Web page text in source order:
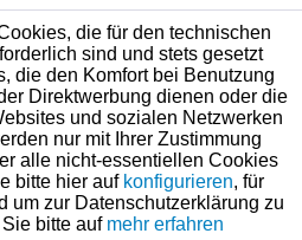
die für den technischen
sind und stets gesetzt
die den Komfort bei Benutzung
Direktwerbung dienen oder die
und sozialen Netzwerken
nur mit Ihrer Zustimmung
alle nicht-essentiellen Cookies
bitte hier auf konfigurieren, für
um zur Datenschutzerklärung zu
bitte auf mehr erfahren